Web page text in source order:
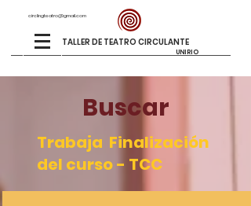
circlingteatro@gmail.com
UNIRIO
TALLER DE TEATRO CIRCULANTE
Buscar
Trabaja Finalización
del curso - TCC